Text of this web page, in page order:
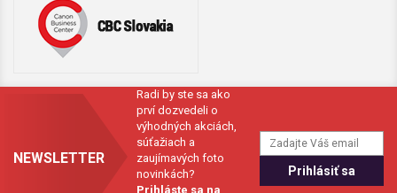
NEWSLETTER
Radi by ste sa ako
prví dozvedeli o
výhodných akciách,
súťažiach a
zaujímavých foto
novinkách?
Prihláste sa na